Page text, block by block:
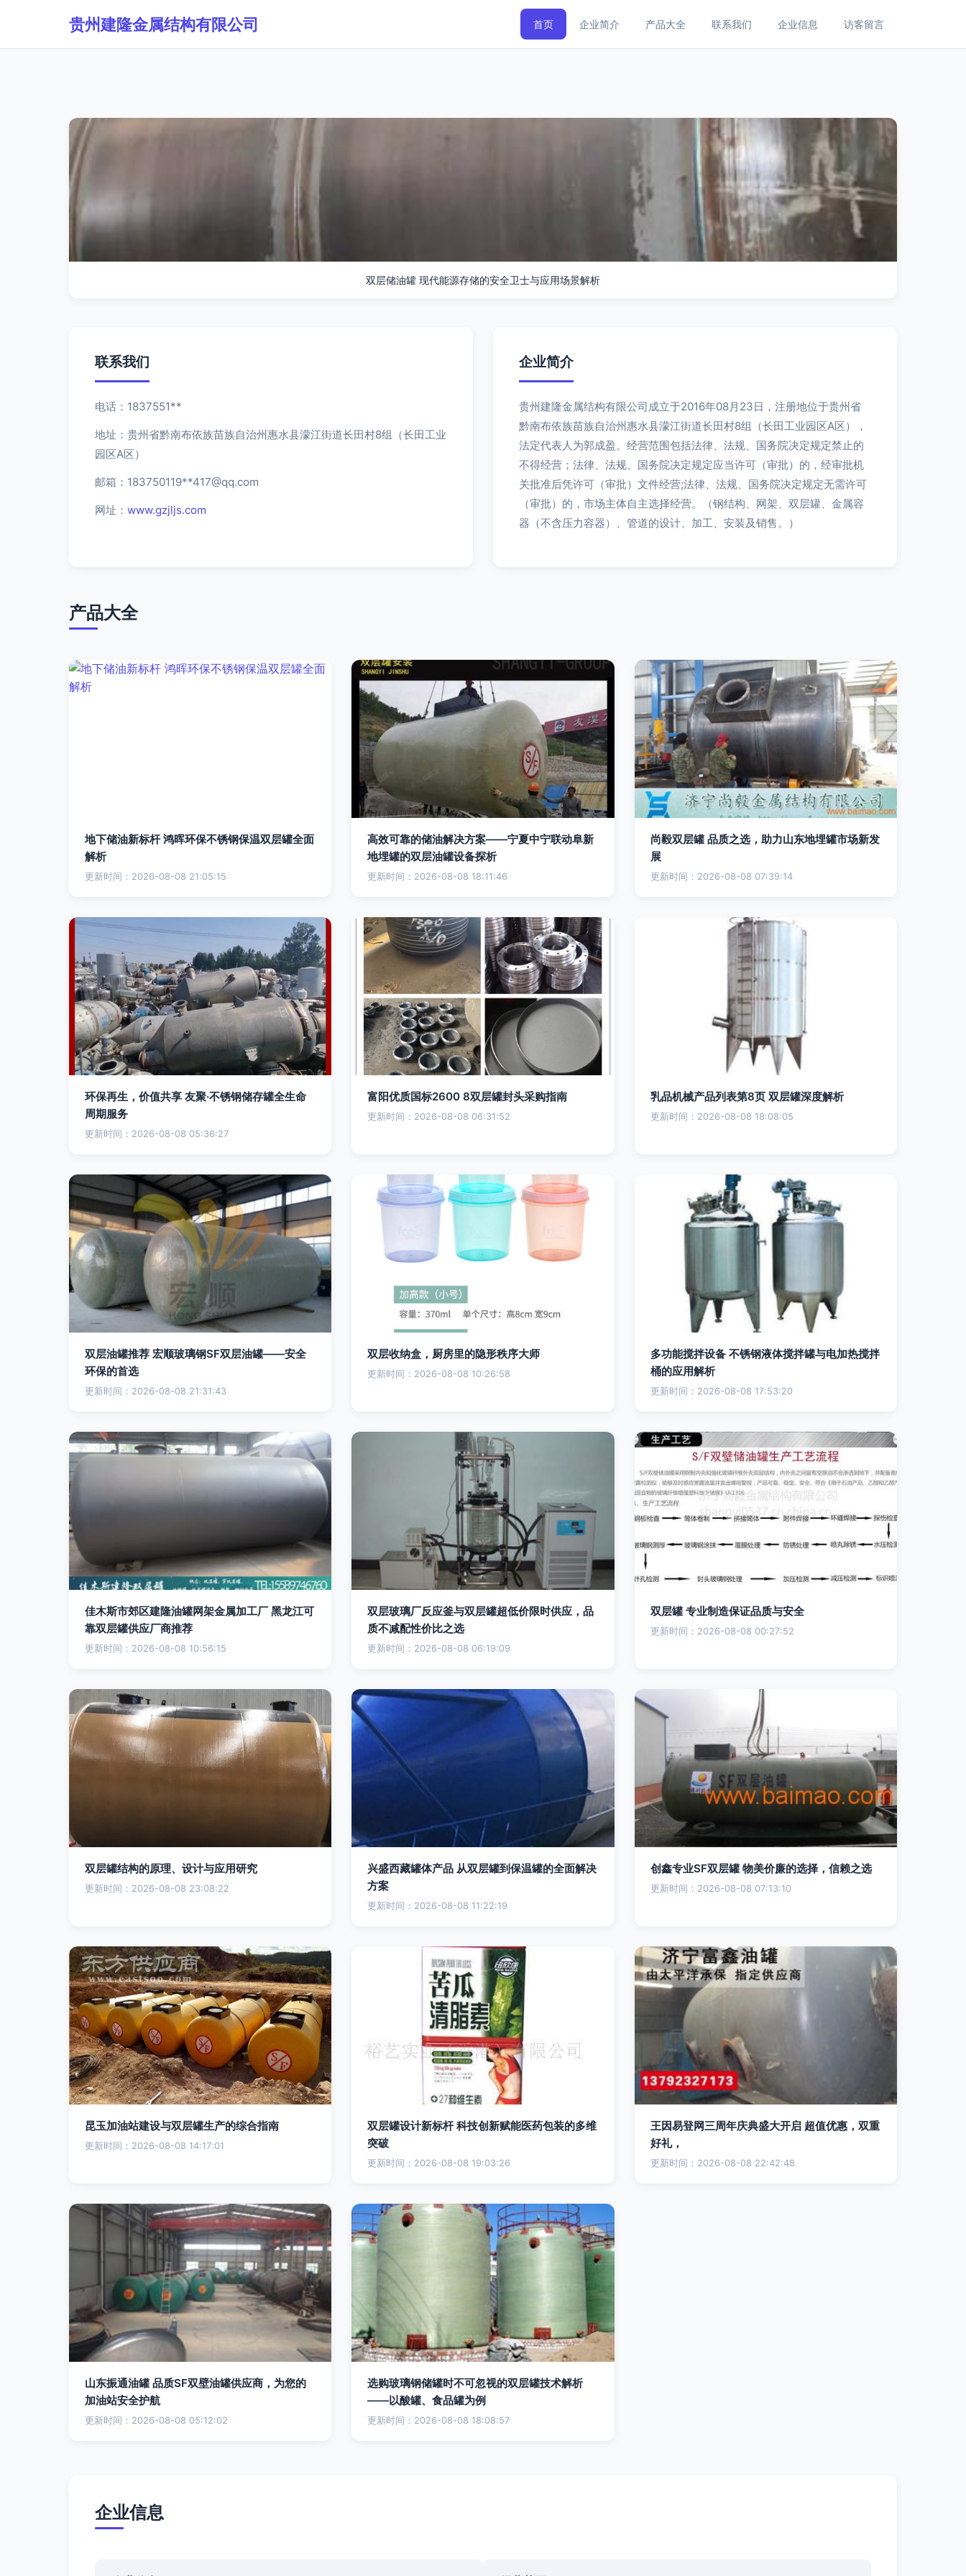
贵州建隆金属结构有限公司 首页 企业简介 产品大全 联系我们 企业信息 访客留言
双层储油罐 现代能源存储的安全卫士与应用场景解析
联系我们
电话：1837551**
地址：贵州省黔南布依族苗族自治州惠水县濛江街道长田村8组（长田工业
园区A区）
邮箱：183750119**417@qq.com
网址： www.gzjljs.com
企业简介
贵州建隆金属结构有限公司成立于2016年08月23日，注册地位于贵州省
黔南布依族苗族自治州惠水县濛江街道长田村8组（长田工业园区A区），
法定代表人为郭成盈。经营范围包括法律、法规、国务院决定规定禁止的
不得经营；法律、法规、国务院决定规定应当许可（审批）的，经审批机
关批准后凭许可（审批）文件经营;法律、法规、国务院决定规定无需许可
（审批）的，市场主体自主选择经营。（钢结构、网架、双层罐、金属容
器（不含压力容器）、管道的设计、加工、安装及销售。）
产品大全
地下储油新标杆 鸿晖环保不锈钢保温双层罐全面
解析
更新时间：2026-08-08 21:05:15
高效可靠的储油解决方案——宁夏中宁联动阜新
地埋罐的双层油罐设备探析
更新时间：2026-08-08 18:11:46
尚毅双层罐 品质之选，助力山东地埋罐市场新发
展
更新时间：2026-08-08 07:39:14
环保再生，价值共享 友聚·不锈钢储存罐全生命
周期服务
更新时间：2026-08-08 05:36:27
富阳优质国标2600 8双层罐封头采购指南
更新时间：2026-08-08 06:31:52
乳品机械产品列表第8页 双层罐深度解析
更新时间：2026-08-08 18:08:05
双层油罐推荐 宏顺玻璃钢SF双层油罐——安全
环保的首选
更新时间：2026-08-08 21:31:43
双层收纳盒，厨房里的隐形秩序大师
更新时间：2026-08-08 10:26:58
多功能搅拌设备 不锈钢液体搅拌罐与电加热搅拌
桶的应用解析
更新时间：2026-08-08 17:53:20
佳木斯市郊区建隆油罐网架金属加工厂 黑龙江可
靠双层罐供应厂商推荐
更新时间：2026-08-08 10:56:15
双层玻璃厂反应釜与双层罐超低价限时供应，品
质不减配性价比之选
更新时间：2026-08-08 06:19:09
双层罐 专业制造保证品质与安全
更新时间：2026-08-08 00:27:52
双层罐结构的原理、设计与应用研究
更新时间：2026-08-08 23:08:22
兴盛西藏罐体产品 从双层罐到保温罐的全面解决
方案
更新时间：2026-08-08 11:22:19
创鑫专业SF双层罐 物美价廉的选择，信赖之选
更新时间：2026-08-08 07:13:10
昆玉加油站建设与双层罐生产的综合指南
更新时间：2026-08-08 14:17:01
双层罐设计新标杆 科技创新赋能医药包装的多维
突破
更新时间：2026-08-08 19:03:26
王因易登网三周年庆典盛大开启 超值优惠，双重
好礼，
更新时间：2026-08-08 22:42:48
山东振通油罐 品质SF双壁油罐供应商，为您的
加油站安全护航
更新时间：2026-08-08 05:12:02
选购玻璃钢储罐时不可忽视的双层罐技术解析
——以酸罐、食品罐为例
更新时间：2026-08-08 18:08:57
企业信息